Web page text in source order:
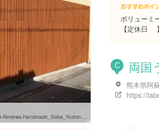
ボリューミ
【定休日 】
C 両国